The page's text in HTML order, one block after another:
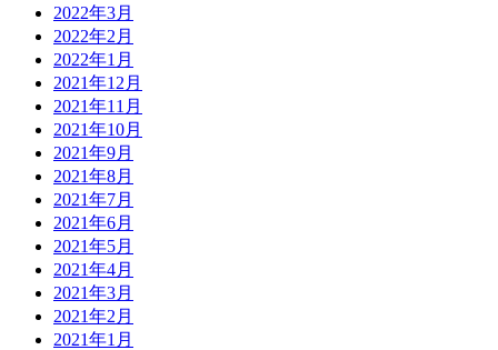
2022年3月
2022年2月
2022年1月
2021年12月
2021年11月
2021年10月
2021年9月
2021年8月
2021年7月
2021年6月
2021年5月
2021年4月
2021年3月
2021年2月
2021年1月